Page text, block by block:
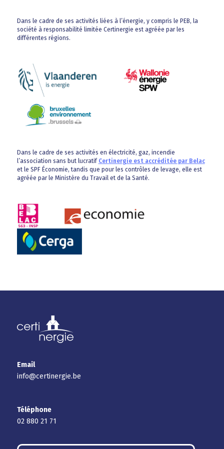
Dans le cadre de ses activités liées à l’énergie, y compris le PEB, la
société à responsabilité limitée Certinergie est agréée par les
différentes régions.
Dans le cadre de ses activités en électricité, gaz, incendie
l’association sans but lucratif Certinergie est accréditée par Belac
et le SPF Économie, tandis que pour les contrôles de levage, elle est
agréée par le Ministère du Travail et de la Santé.
Email
info@certinergie.be
Téléphone
02 880 21 71